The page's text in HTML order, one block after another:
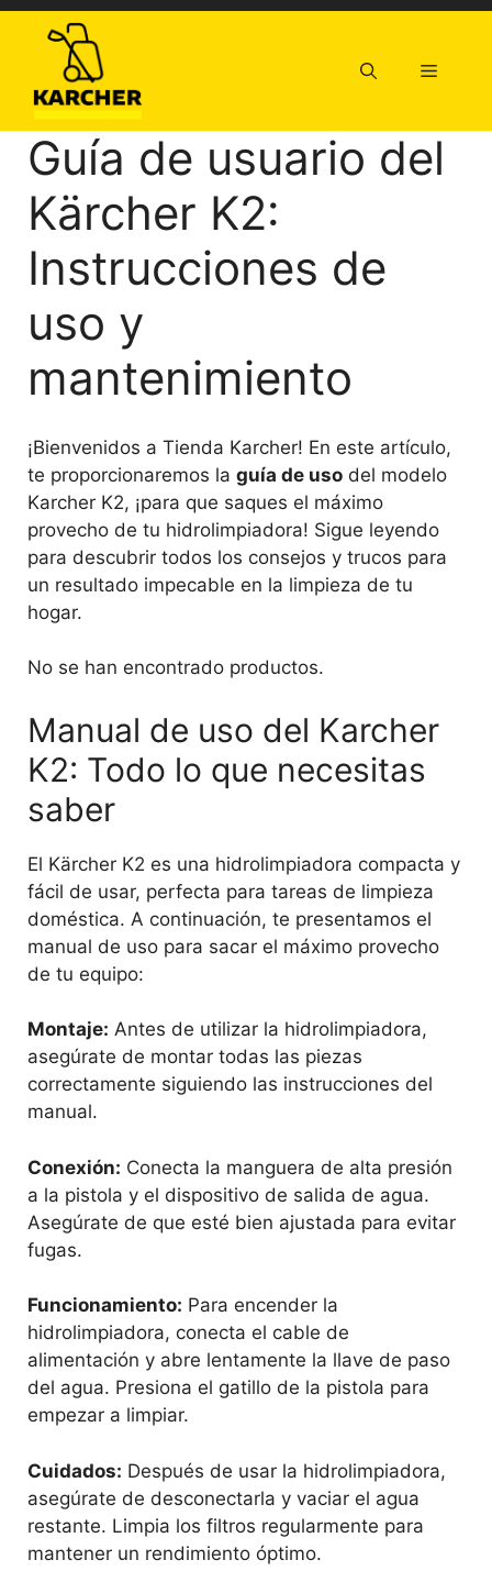
Saltar
contenido
Menú
Guía de usuario del
Kärcher K2:
Instrucciones de
uso y
mantenimiento
¡Bienvenidos a Tienda Karcher! En este artículo,
te proporcionaremos la guía de uso del modelo
Karcher K2, ¡para que saques el máximo
provecho de tu hidrolimpiadora! Sigue leyendo
para descubrir todos los consejos y trucos para
un resultado impecable en la limpieza de tu
hogar.
No se han encontrado productos.
Manual de uso del Karcher
K2: Todo lo que necesitas
saber
El Kärcher K2 es una hidrolimpiadora compacta y
fácil de usar, perfecta para tareas de limpieza
doméstica. A continuación, te presentamos el
manual de uso para sacar el máximo provecho
de tu equipo:
Montaje: Antes de utilizar la hidrolimpiadora,
asegúrate de montar todas las piezas
correctamente siguiendo las instrucciones del
manual.
Conexión: Conecta la manguera de alta presión
a la pistola y el dispositivo de salida de agua.
Asegúrate de que esté bien ajustada para evitar
fugas.
Funcionamiento: Para encender la
hidrolimpiadora, conecta el cable de
alimentación y abre lentamente la llave de paso
del agua. Presiona el gatillo de la pistola para
empezar a limpiar.
Cuidados: Después de usar la hidrolimpiadora,
asegúrate de desconectarla y vaciar el agua
restante. Limpia los filtros regularmente para
mantener un rendimiento óptimo.